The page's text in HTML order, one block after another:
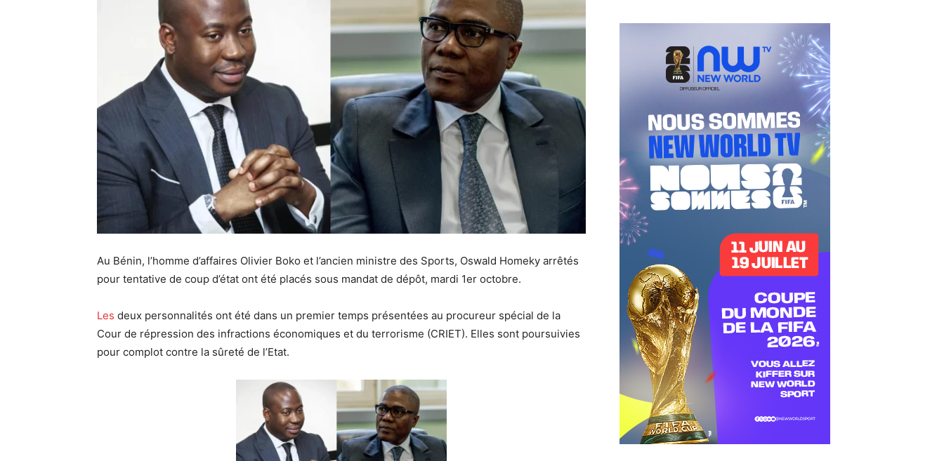
Au Bénin, l’homme d’affaires Olivier Boko et l’ancien ministre des Sports, Oswald Homeky arrêtés
pour tentative de coup d’état ont été placés sous mandat de dépôt, mardi 1er octobre.
Les deux personnalités ont été dans un premier temps présentées au procureur spécial de la
Cour de répression des infractions économiques et du terrorisme (CRIET). Elles sont poursuivies
pour complot contre la sûreté de l’Etat.